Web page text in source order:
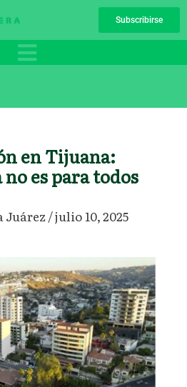
Subscribirse
en Tijuana:
es para todos
Juárez/julio 10, 2025